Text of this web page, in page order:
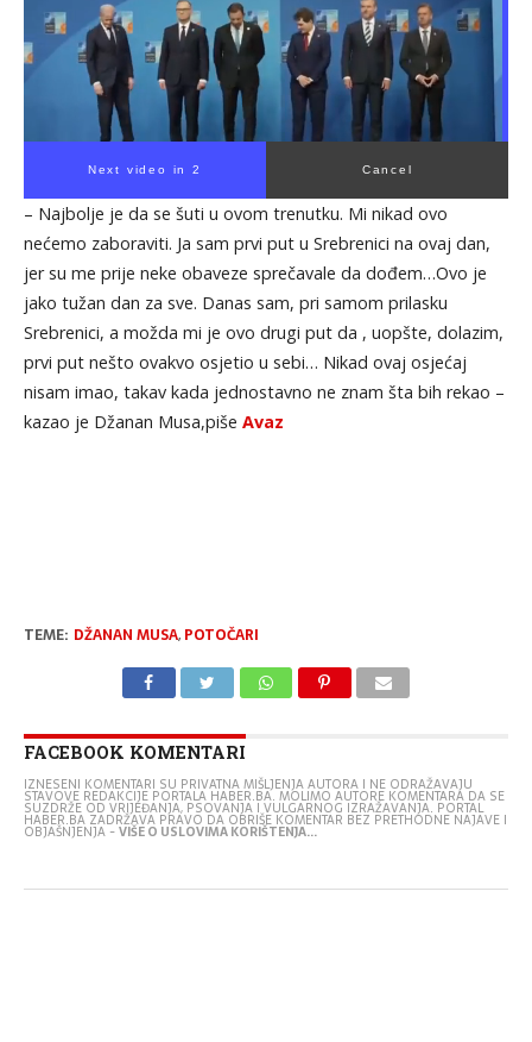
Next video in 1 Cancel
– Najbolje je da se šuti u ovom trenutku. Mi nikad ovo
nećemo zaboraviti. Ja sam prvi put u Srebrenici na ovaj dan,
jer su me prije neke obaveze sprečavale da dođem…Ovo je
jako tužan dan za sve. Danas sam, pri samom prilasku
Srebrenici, a možda mi je ovo drugi put da , uopšte, dolazim,
prvi put nešto ovakvo osjetio u sebi… Nikad ovaj osjećaj
nisam imao, takav kada jednostavno ne znam šta bih rekao –
kazao je Džanan Musa,piše Avaz
TEME: DŽANAN MUSA, POTOČARI
FACEBOOK KOMENTARI
IZNESENI KOMENTARI SU PRIVATNA MIŠLJENJA AUTORA I NE ODRAŽAVAJU
STAVOVE REDAKCIJE PORTALA HABER.BA. MOLIMO AUTORE KOMENTARA DA SE
SUZDRŽE OD VRIJEĐANJA, PSOVANJA I VULGARNOG IZRAŽAVANJA. PORTAL
HABER.BA ZADRŽAVA PRAVO DA OBRIŠE KOMENTAR BEZ PRETHODNE NAJAVE I
OBJAŠNJENJA -VIŠE O USLOVIMA KORIŠTENJA...